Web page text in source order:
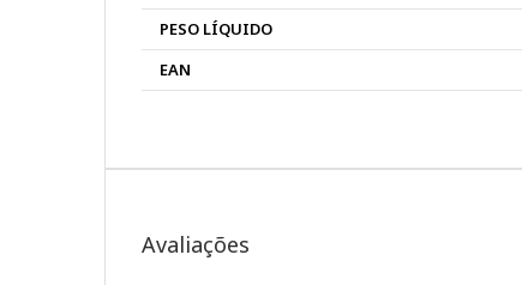
PESO LÍQUIDO
EAN
Avaliações